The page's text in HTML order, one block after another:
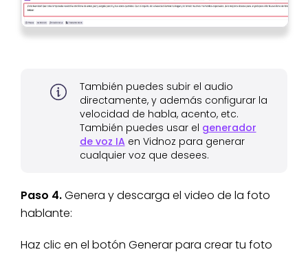
También puedes subir el audio
directamente, y además configurar la
velocidad de habla, acento, etc.
También puedes usar el generador
de voz IAen Vidnoz para generar
cualquier voz que desees.
Paso 4.Genera y descarga el video de la foto
hablante:
Haz clic en el botón Generar para crear tu foto